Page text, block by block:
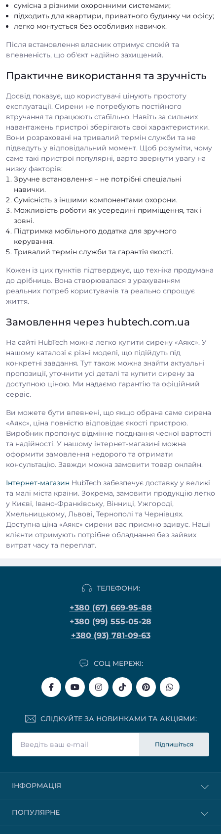
сумісна з різними охоронними системами;
підходить для квартири, приватного будинку чи офісу;
легко монтується без особливих навичок.
Після встановлення власник отримує спокій та
впевненість, що об'єкт надійно захищений.
Практичне використання та зручність
Досвід показує, що користувачі цінують простоту
експлуатації. Сирени не потребують постійного
втручання та працюють стабільно. Навіть за сильних
навантажень пристрої зберігають свої характеристики.
Вони розраховані на тривалий термін служби та не
підведуть у відповідальний момент. Щоб розуміти, чому
саме такі пристрої популярні, варто звернути увагу на
низку факторів:
Зручне встановлення – не потрібні спеціальні
навички.
Сумісність з іншими компонентами охорони.
Можливість роботи як усередині приміщення, так і
зовні.
Підтримка мобільного додатка для зручного
керування.
Тривалий термін служби та гарантія якості.
Кожен із цих пунктів підтверджує, що техніка продумана
до дрібниць. Вона створювалася з урахуванням
реальних потреб користувачів та реально спрощує
життя.
Замовлення через hubtech.com.ua
На сайті HubTech можна легко купити сирену «Аякс». У
нашому каталозі є різні моделі, що підійдуть під
конкретні завдання. Тут також можна знайти актуальні
пропозиції, уточнити усі деталі та купити сирену за
доступною ціною. Ми надаємо гарантію та офіційний
сервіс.
Ви можете бути впевнені, що якщо обрана саме сирена
«Аякс», ціна повністю відповідає якості пристрою.
Виробник пропонує відмінне поєднання чесної вартості
та надійності. У нашому інтернет-магазині можна
оформити замовлення недорого та отримати
консультацію. Завжди можна замовити товар онлайн.
Інтернет-магазин HubTech забезпечує доставку у великі
та малі міста країни. Зокрема, замовити продукцію легко
у Києві, Івано-Франківську, Вінниці, Ужгороді,
Хмельницькому, Львові, Тернополі та Чернівцях.
Доступна ціна «Аякс» сирени вас приємно здивує. Наші
клієнти отримують потрібне обладнання без зайвих
витрат часу та переплат.
ТЕЛЕФОНИ:
+380 (67) 669-95-88
+380 (99) 555-05-28
+380 (93) 781-09-63
СОЦ МЕРЕЖІ:
СЛІДКУЙТЕ ЗА НОВИНКАМИ ТА АКЦІЯМИ:
Підпишіться
ІНФОРМАЦІЯ
ПОПУЛЯРНЕ